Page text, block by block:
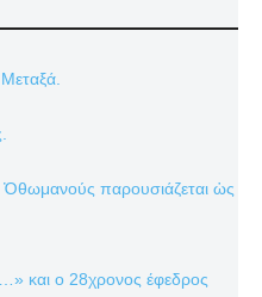
παρουσιάζεται ὡς
και ο 28χρονος έφεδρος